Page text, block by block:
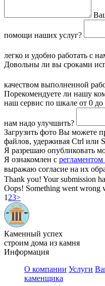
помощи наших услуг?
легко и удобно работать с
Довольны ли вы сроками
качеством выполненной
Порекомендуете ли нашу
наш сервис по шкале от 0 до
нам надо улучшить?
Загрузить фото Вы можете
файлов, удерживая Ctrl или
Я разрешаю опубликовать
Я ознакомлен с
выражаю согласие на их
Thank you! Your submission
Oops! Something went wrong
1 23>
Каменный успех
строим дома из камня
Информация
О компании Услуги
каменщика